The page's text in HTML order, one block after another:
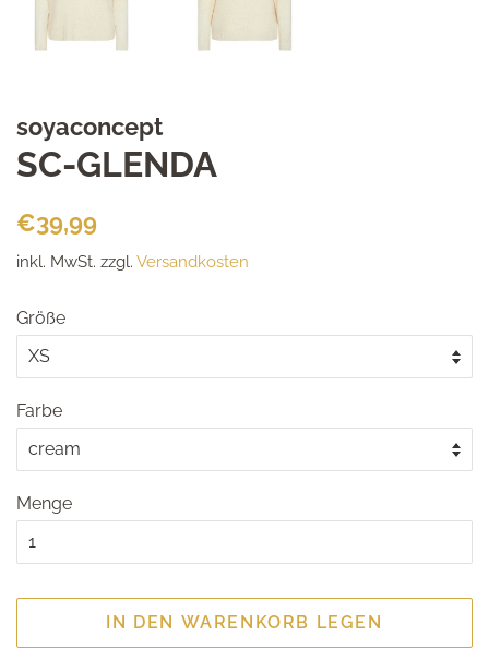
soyaconcept
SC-GLENDA
Normaler
€39,99
inkl. MwSt. zzgl. Versandkosten
Größe
Farbe
Menge
IN DEN WARENKORB LEGEN